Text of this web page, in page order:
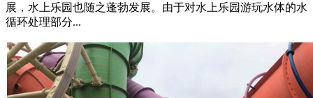
展，水上乐园也随之蓬勃发展。由于对水上乐园游玩水体的水
循环处理部分...